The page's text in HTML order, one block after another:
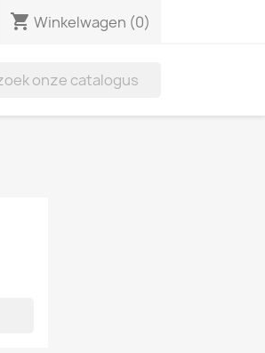
shopping_cart Winkelwagen (0)